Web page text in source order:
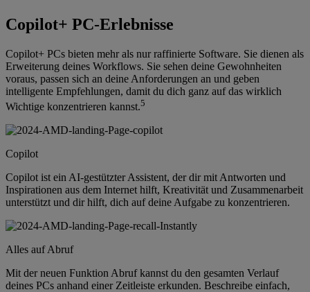
Copilot+ PC-Erlebnisse
Copilot+ PCs bieten mehr als nur raffinierte Software. Sie dienen als
Erweiterung deines Workflows. Sie sehen deine Gewohnheiten
voraus, passen sich an deine Anforderungen an und geben
intelligente Empfehlungen, damit du dich ganz auf das wirklich
Wichtige konzentrieren kannst.5
Copilot
Copilot ist ein AI-gestützter Assistent, der dir mit Antworten und
Inspirationen aus dem Internet hilft, Kreativität und Zusammenarbeit
unterstützt und dir hilft, dich auf deine Aufgabe zu konzentrieren.
Alles auf Abruf
Mit der neuen Funktion Abruf kannst du den gesamten Verlauf
deines PCs anhand einer Zeitleiste erkunden. Beschreibe einfach,